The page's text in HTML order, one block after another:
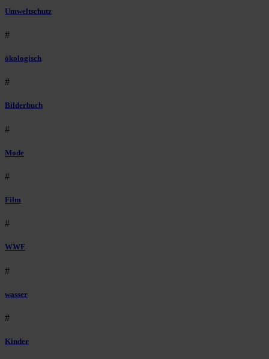
Umweltschutz
#
ökologisch
#
Bilderbuch
#
Mode
#
Film
#
WWF
#
wasser
#
Kinder